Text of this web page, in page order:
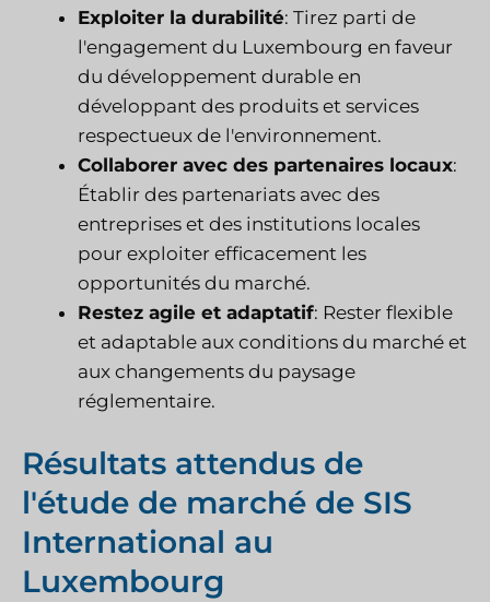
Exploiter la durabilité: Tirez parti de
l'engagement du Luxembourg en faveur
du développement durable en
développant des produits et services
respectueux de l'environnement.
Collaborer avec des partenaires locaux:
Établir des partenariats avec des
entreprises et des institutions locales
pour exploiter efficacement les
opportunités du marché.
Restez agile et adaptatif: Rester flexible
et adaptable aux conditions du marché et
aux changements du paysage
réglementaire.
Résultats attendus de
l'étude de marché de SIS
International au
Luxembourg